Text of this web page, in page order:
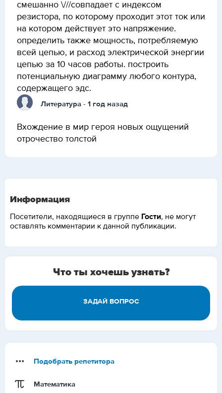
смешанно \///совпадает с индексом
резистора, по которому проходит этот ток или
на котором действует это напряжение.
определить также мощность, потребляемую
всей цепью, и расход электрической энергии
цепью за 10 часов работы. построить
потенциальную диаграмму любого контура,
содержащего эдс.
Литература - 1 год назад
Вхождение в мир героя новых ощущений
отрочество толстой
Информация
Посетители, находящиеся в группе Гости, не могут
оставлять комментарии к данной публикации.
Что ты хочешь узнать?
ЗАДАЙ ВОПРОС
Подобрать репетитора
Математика